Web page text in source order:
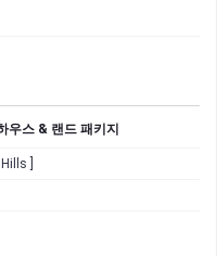
스 & 랜드 패키지
]